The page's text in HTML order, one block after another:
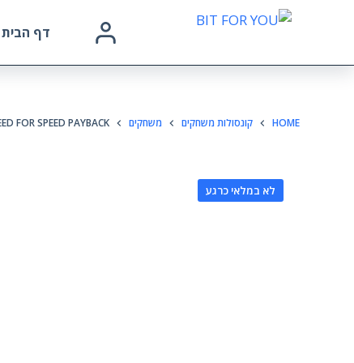
דף הבית
HOME קונסולות משחקים משחקים FOR SPEED PAYBACK
לא במלאי כרגע